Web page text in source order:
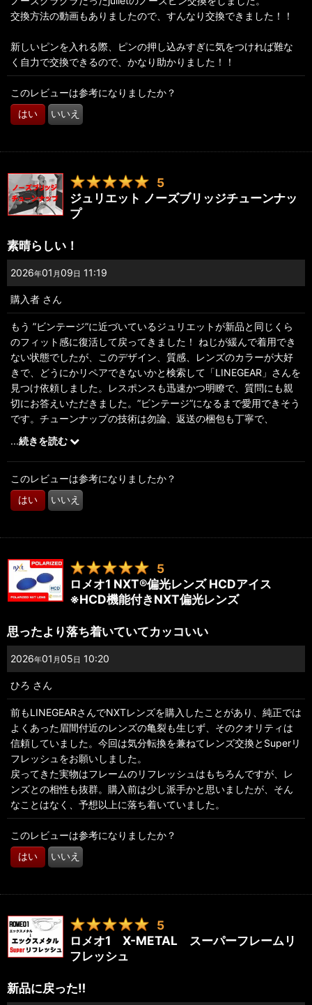
交換方法の動画もありましたので、すんなり交換できました！！
新しいピンを入れる際、ピンの押し込みすぎに気をつければ難な
く自力で交換できるので、かなり助かりました！！
このレビューは参考になりましたか？
はい いいえ
5
ジュリエット ノーズブリッジチューンナッ
プ
素晴らしい！
2026年01 月 09 日 11:19
購入者 さん
もう ”ビンテージ”に近づいているジュリエットが新品と同じくら
のフィット感に復活して戻ってきました！ ねじが緩んで着用でき
ない状態でしたが、このデザイン、質感、レンズのカラーが大好
きで、どうにかリペアできないかと検索して「LINEGEAR」さんを
見つけ依頼しました。レスポンスも迅速かつ明瞭で、質問にも親
切にお答えいただきました。”ビンテージ”になるまで愛用できそう
です。チューンナップの技術は勿論、返送の梱包も丁寧で、
「LINEGEAR」さんのお仕事に対する真摯な姿勢が感じ取れまし
た。ありがとうございました。幸せです！！
...続きを読む
このレビューは参考になりましたか？
はい いいえ
5
ロメオ1 NXT®偏光レンズ HCDアイス
※HCD機能付きNXT偏光レンズ
思ったより落ち着いていてカッコいい
2026年01 月 05 日 10:20
ひろ さん
前もLINEGEARさんでNXTレンズを購入したことがあり、純正では
よくあった眉間付近のレンズの亀裂も生じず、そのクオリティは
信頼していました。今回は気分転換を兼ねてレンズ交換とSuperリ
フレッシュをお願いしました。
戻ってきた実物はフレームのリフレッシュはもちろんですが、レ
ンズとの相性も抜群。購入前は少し派手かと思いましたが、そん
なことはなく、予想以上に落ち着いていました。
このレビューは参考になりましたか？
はい いいえ
5
ロメオ1 X-METAL スーパーフレームリ
フレッシュ
新品に戻った‼︎